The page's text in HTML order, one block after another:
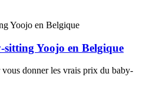
Yoojo en Belgique
donner les vrais prix du baby-